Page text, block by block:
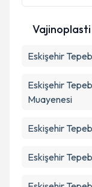
Eskişehir
Eskişehir
Muayenesi
Eskişehir
Eskişehir